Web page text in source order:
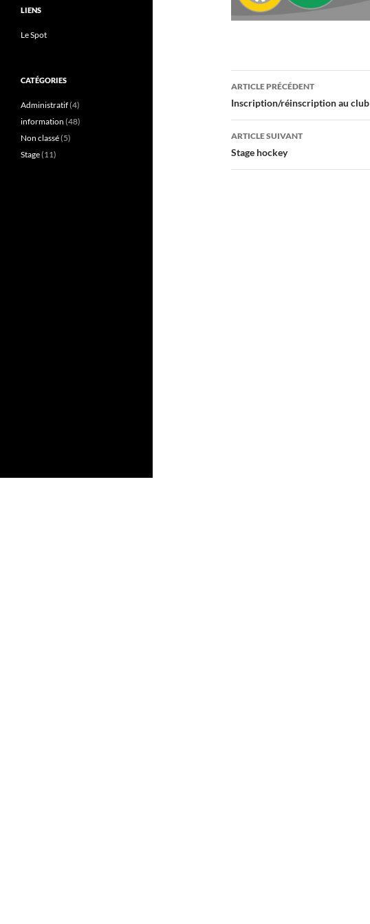
Navigation
des
articles
ARTICLE PRÉCÉDENT
Inscription/réinscription au club
ARTICLE SUIVANT
Stage hockey
LIENS
Le Spot
CATÉGORIES
Administratif(4)
information (48)
Non classé(5)
Stage(11)